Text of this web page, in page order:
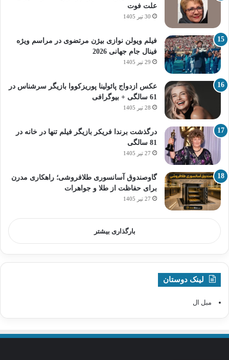
علت فوت
30 تیر 1405
فیلم ویولن نوازی بیژن مرتضوی در مراسم ویژه
فینال جام جهانی 2026
29 تیر 1405
عکس ازدواج پائولینا پوریزکووا بازیگر سرشناس در
61 سالگی + بیوگرافی
28 تیر 1405
درگذشت برندا فریکر بازیگر فیلم تنها در خانه در
81 سالگی
27 تیر 1405
گاوصندوق آسانسوری طلافروشی؛ راهکاری مدرن
برای حفاظت از طلا و جواهرات
27 تیر 1405
بارگذاری بیشتر
لینک دوستان
مبل ال